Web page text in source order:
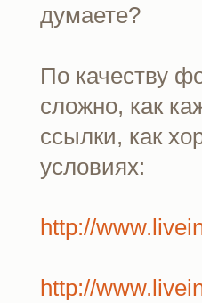
думаете?
По качеству
сложно, как
ссылки, как
условиях:
http://
http://